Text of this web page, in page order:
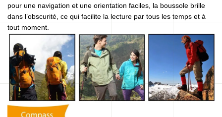
pour une navigation et une orientation faciles, la boussole brille
dans l’obscurité, ce qui facilite la lecture par tous les temps et à
tout moment.